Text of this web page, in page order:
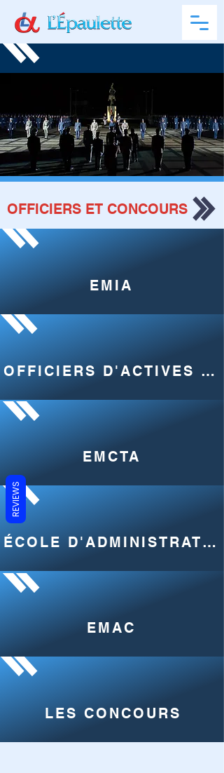
OFFICIERS ET CONCOURS
EMIA
OFFICIERS D'ACTIVES DES ÉCOLES
EMCTA
ÉCOLE D'ADMINISTRATION MILITAIRE
EMAC
LES CONCOURS
REVIEWS